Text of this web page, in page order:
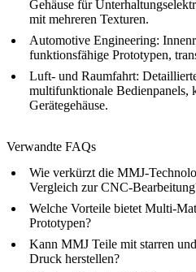
Gehäuse für
mit mehreren Texturen.
Automotive Engineering:
funktionsfähige Prototypen,
Luft- und Raumfahrt:
multifunktionale Bedienpanels,
Gerätegehäuse.
Verwandte FAQs
Wie verkürzt die MMJ-
Vergleich zur CNC-
Welche Vorteile bietet Multi-
Prototypen?
Kann MMJ Teile mit starren
Druck herstellen?